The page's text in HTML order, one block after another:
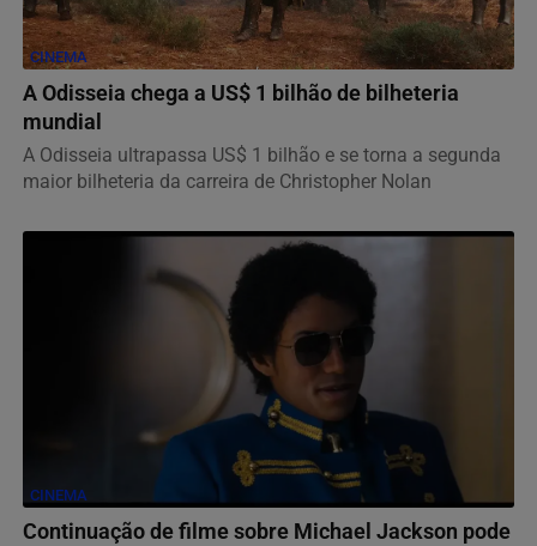
CINEMA
A Odisseia chega a US$ 1 bilhão de bilheteria
mundial
A Odisseia ultrapassa US$ 1 bilhão e se torna a segunda
maior bilheteria da carreira de Christopher Nolan
CINEMA
Continuação de filme sobre Michael Jackson pode